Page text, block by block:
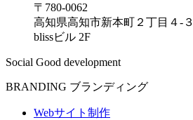
〒780-0062
高知県高知市新本町２丁目４-３
blissビル 2F
Social Good development
BRANDING ブランディング
Webサイト制作